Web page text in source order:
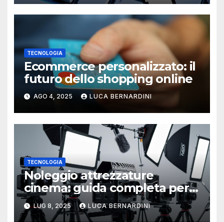
TECNOLOGIA
Ecommerce personalizzato: il
futuro dello shopping online
AGO 4, 2025 LUCA BERNARDINI
TECNOLOGIA
Noleggio attrezzature
cinema: guida completa per
una produzione di qualità
LUG 8, 2025 LUCA BERNARDINI